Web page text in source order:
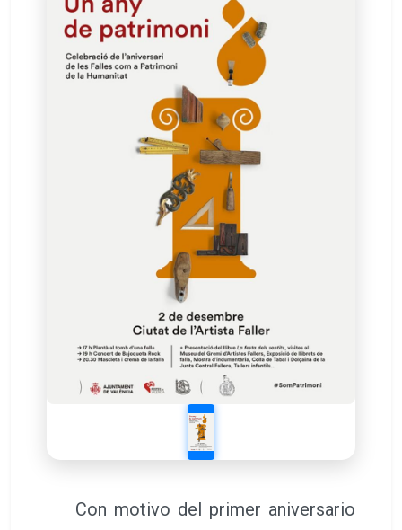
Con motivo del primer aniversario